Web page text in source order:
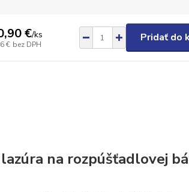
€/ks
€ bez DPH
Pridať do
na rozpúšťadlovej